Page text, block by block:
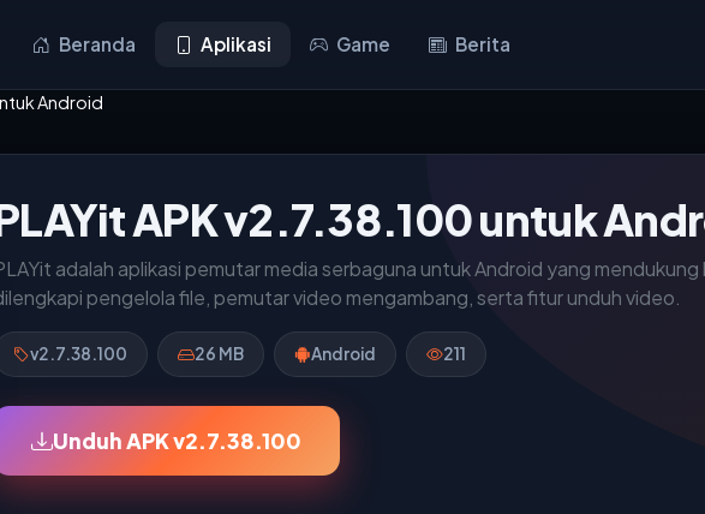
Beranda Aplikasi Game Berita
Android
APK v2.7.38.100 untuk
adalah aplikasi pemutar media serbaguna untuk Android yang
pengelola file, pemutar video mengambang, serta fitur unduh video.
v2.7.38.100 26 MB Android 211
Unduh APK v2.7.38.100